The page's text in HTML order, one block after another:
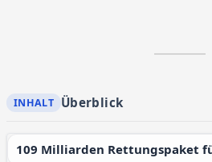
Überblick
109 Milliarden Rettungspaket